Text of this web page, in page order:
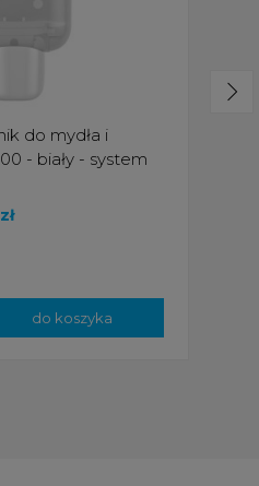
do mydła i
- biały - system
do koszyka